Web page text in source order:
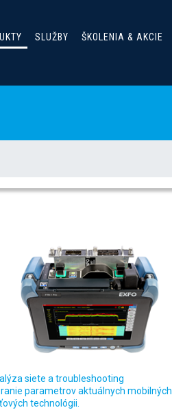
SLUŽBY ŠKOLENIA & AKCIE
sietí
siete a troubleshooting
parametrov aktuálnych mobilných
technológii.